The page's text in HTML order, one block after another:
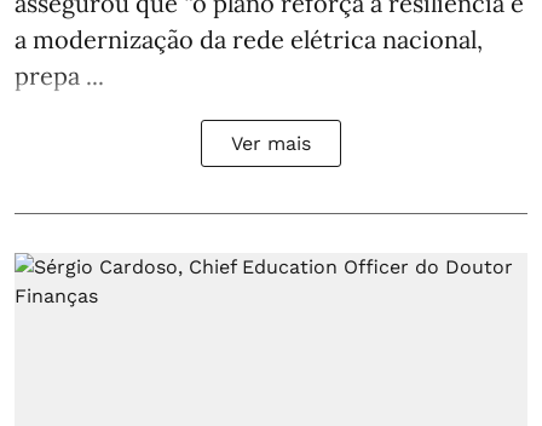
a modernização da rede elétrica nacional,
prepa ...
Ver mais